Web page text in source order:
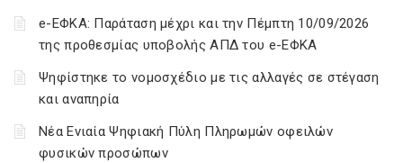
e-ΕΦΚΑ: Παράταση μέχρι και την Πέμπτη 10/09/2026
της προθεσμίας υποβολής ΑΠΔ του e-ΕΦΚΑ
Ψηφίστηκε το νομοσχέδιο με τις αλλαγές σε στέγαση
και αναπηρία
Νέα Ενιαία Ψηφιακή Πύλη Πληρωμών οφειλών
φυσικών προσώπων